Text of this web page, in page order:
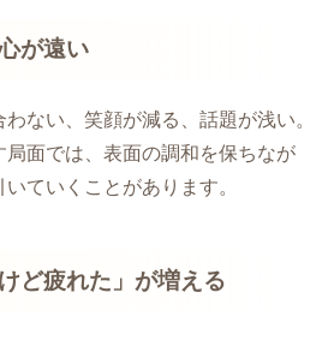
が遠い
ない、笑顔が減る、話題が浅い。
面では、表面の調和を保ちなが
ていくことがあります。
ど疲れた」が増える